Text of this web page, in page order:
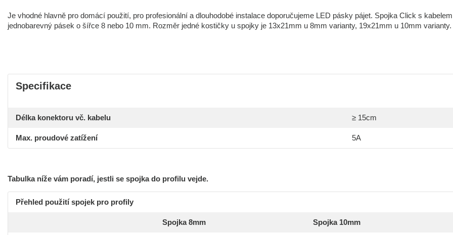
Je vhodné hlavně pro domácí použití, pro profesionální a dlouhodobé instalace doporučujeme LED pásky pájet. Spojka Click s
jednobarevný pásek o šířce 8 nebo 10 mm. Rozměr jedné kostičky u spojky je 13x21mm u 8mm varianty, 19x21mm u 10mm varianty.
Specifikace
Délka konektoru vč. kabelu ≥ 15cm
Max. proudové zatížení 5A
Tabulka níže vám poradí, jestli se spojka do profilu vejde.
Přehled použití spojek pro profily
Spojka 8mm Spojka 10mm